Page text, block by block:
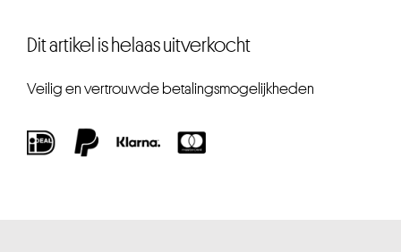
Dit artikel is helaas uitverkocht
Veilig en vertrouwde betalingsmogelijkheden